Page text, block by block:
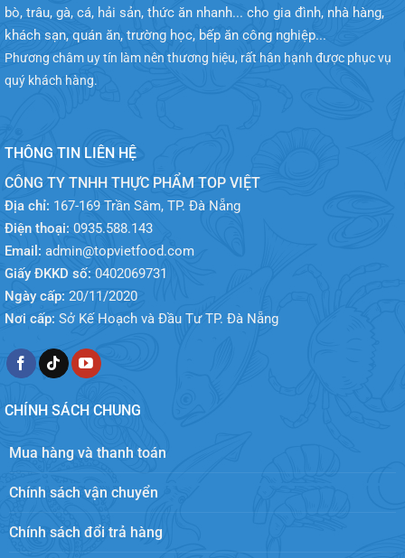
bò, trâu, gà, cá, hải sản, thức ăn nhanh... cho gia đình, nhà hàng,
khách sạn, quán ăn, trường học, bếp ăn công nghiệp...
Phương châm uy tín làm nên thương hiệu, rất hân hạnh được phục vụ
quý khách hàng.
THÔNG TIN LIÊN HỆ
CÔNG TY TNHH THỰC PHẨM TOP VIỆT
Địa chỉ: 167-169 Trần Sâm, TP. Đà Nẵng
Điện thoại: 0935.588.143
Email: admin@topvietfood.com
Giấy ĐKKD số: 0402069731
Ngày cấp: 20/11/2020
Nơi cấp: Sở Kế Hoạch và Đầu Tư TP. Đà Nẵng
CHÍNH SÁCH CHUNG
Mua hàng và thanh toán
Chính sách vận chuyển
Chính sách đổi trả hàng